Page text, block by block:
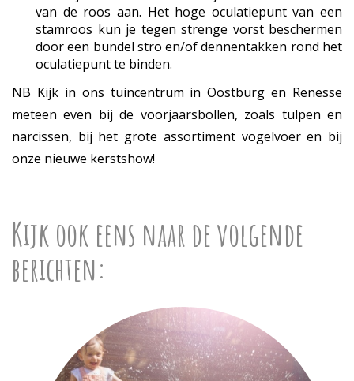
van de roos aan. Het hoge oculatiepunt van een
stamroos kun je tegen strenge vorst beschermen
door een bundel stro en/of dennentakken rond het
oculatiepunt te binden.
NB Kijk in ons tuincentrum in Oostburg en Renesse
meteen even bij de voorjaarsbollen, zoals tulpen en
narcissen, bij het grote assortiment vogelvoer en bij
onze nieuwe kerstshow!
Kijk ook eens naar de volgende
berichten: